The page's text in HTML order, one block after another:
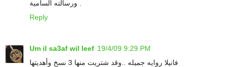
Reply
Um il sa3af wil leef 19/4/09 9:29 PM
فانيلا روايه جميله ..وقد شتريت منها 3 نسخ وأهديتها